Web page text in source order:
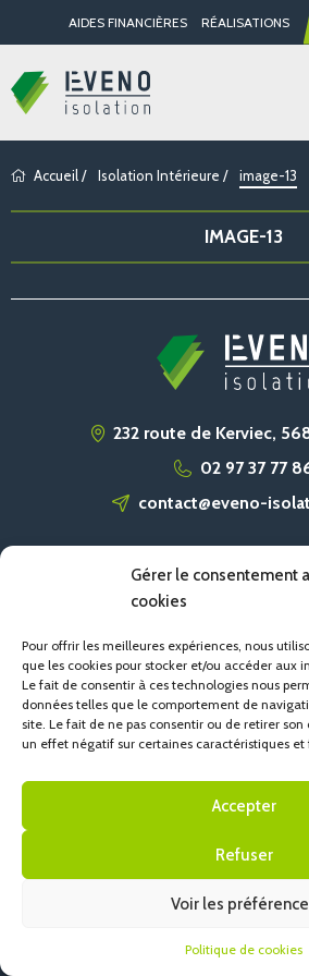
Gérer le consentement
cookies
Pour offrir les meilleures expériences, nous
que les cookies pour stocker et/ou accéder aux
Le fait de consentir à ces technologies nous
données telles que le comportement de
site. Le fait de ne pas consentir ou de retirer
un effet négatif sur certaines caractéristiques et
Accepter
Refuser
Voir les
Politique de cookies
AIDES FINANCIÈRES RÉALISATIONS
Accueil/ Isolation Intérieure / image-13
IMAGE-13
232 route de Kerviec,
02 97 37 77
contact@eveno-
ACCUEIL
POLITIQUE DE